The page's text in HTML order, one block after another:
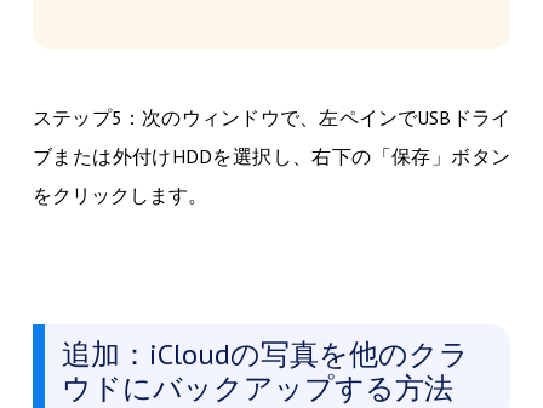
ステップ5：次のウィンドウで、左ペインでUSBドライ
ブまたは外付けHDDを選択し、右下の「保存」ボタン
をクリックします。
追加：iCloudの写真を他のクラ
ウドにバックアップする方法